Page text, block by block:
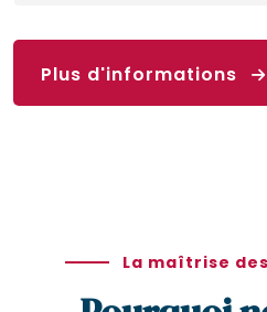
Plus d'informations
La maîtrise